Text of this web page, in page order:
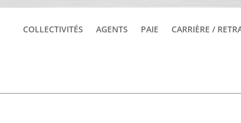
COLLECTIVITÉS AGENTS PAIE CARRIÈRE /